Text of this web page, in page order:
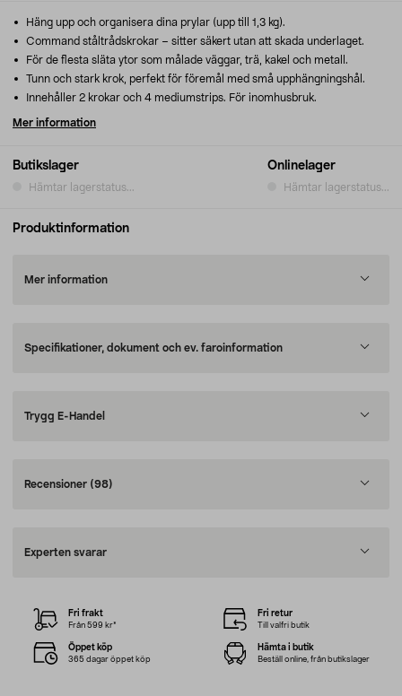
Butikslager
Hämtar lagerstatus...
Onlinelager
Hämtar lagerstatus...
Häng upp och organisera dina prylar (upp till 1,3 kg).
Command ståltrådskrokar – sitter säkert utan att skada underlaget.
För de flesta släta ytor som målade väggar, trä, kakel och metall.
Tunn och stark krok, perfekt för föremål med små upphängningshål.
Innehåller 2 krokar och 4 mediumstrips. För inomhusbruk.
Mer information
Produktinformation
Mer information
Specifikationer, dokument och ev. faroinformation
Trygg E-Handel
Recensioner (98)
Experten svarar
Fri frakt
Från 599 kr*
Fri retur
Till valfri butik
Öppet köp
365 dagar öppet köp
Hämta i butik
Beställ online, från butikslager